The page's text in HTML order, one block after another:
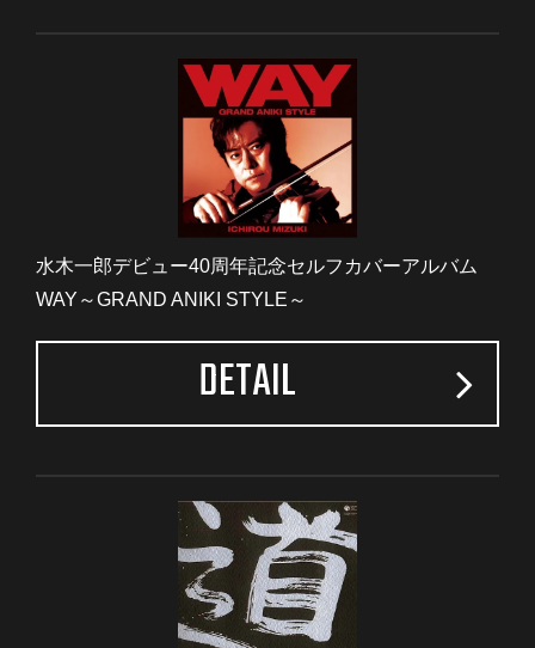
水木一郎デビュー40周年記念セルフカバーアルバム
WAY～GRAND ANIKI STYLE～
DETAIL